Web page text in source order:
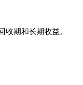
收期和长期收益。